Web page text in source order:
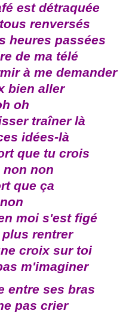
est détraquée
renversés
heures passées
de ma télé
à me demander
bien aller
oh
traîner là
idées-là
que tu crois
non non
que ça
moi s'est figé
rentrer
croix sur toi
m'imaginer
entre ses bras
pas crier